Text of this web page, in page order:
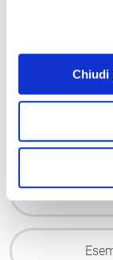
Chiudi
Esempio
Prenota il